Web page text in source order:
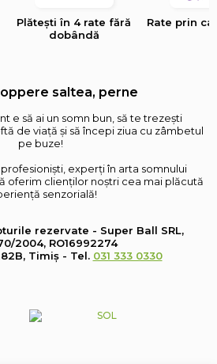
Plătești în 4 rate fără
dobândă
Rate prin
saltea, perne
e să ai un somn bun, să te trezești
de viață și să începi ziua cu zâmbetul
pe buze!
experți în arta somnului
oferim clienților noștri cea mai plăcută
senzorială!
rezervate - Super Ball SRL,
2004, RO16992274
Timiș - Tel. 031 333 0330